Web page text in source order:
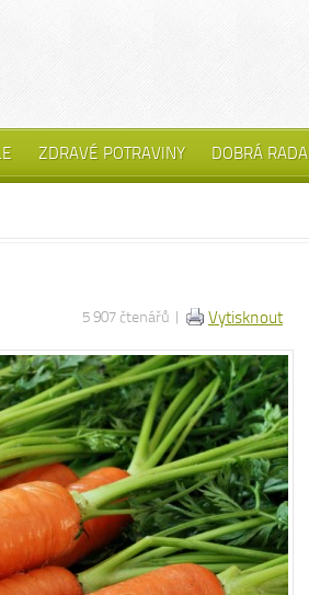
ZDRAVÉ POTRAVINY DOBRÁ RADA
Vytisknout
5 907 čtenářů |